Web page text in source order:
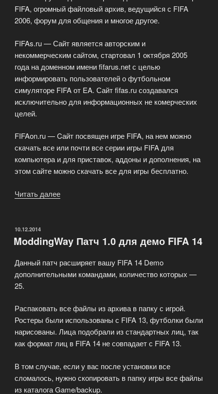
FIFA, огромный файловый архив, ведущийся с FIFA
2006, форум для общения и многое другое.
FIFAs.ru — Сайт является авторским и
некоммерческим сайтом, стартовал 1 октября 2005
года на доменном имени fifarus.net с целью
информировать пользователей о футбольном
симуляторе FIFA от EA. Сайт fifas.ru создавался
исключительно для информационных не комерческих
целей.
FIFAon.ru — Cайт посвящен игре FIFA, на нем можно
скачать все или почти все серии игры FIFA для
компьютера и для приставок, аддоны и дополнения, на
этом сайте можно скачать все для игры бесплатно.
Читать далее
ОПУБЛИКОВАНО
10.12.2014
ModdingWay Патч 1.0 для демо FIFA 14
Данный патч расширяет вашу FIFA 14 Demo
дополнительными командами, количество которых —
25.
Распаковать все файлы из архива в папку с игрой.
Ростеры были использованы с FIFA 13, футболки были
нарисованы. Лица подобрали из стандартных лиц, так
как формат лиц в FIFA 14 не совпадает с FIFA 13.
В том случае, если у вас после установки все
сломалось, нужно скопировать в папку игры все файлы
из каталога Game/backup.